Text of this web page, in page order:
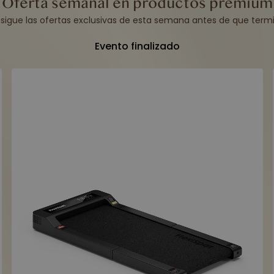
Oferta semanal en productos premium
las ofertas exclusivas de esta semana antes de que
Evento finalizado